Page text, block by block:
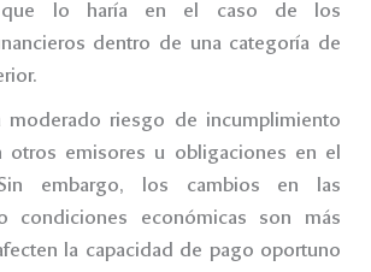
que lo haría en el caso de los
dentro de una categoría de
moderado riesgo de incumplimiento
otros emisores u obligaciones en el
embargo, los cambios en las
condiciones económicas son más
la capacidad de pago oportuno